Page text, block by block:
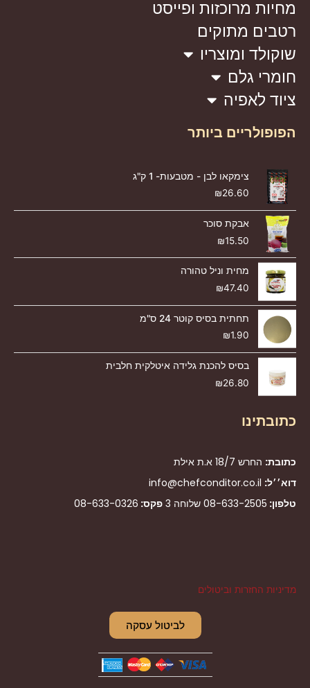
מחיות מרוכזות ופייסט
רטבים מתוקים
שוקולד ומוצריו
חומרי גלם
ציוד לאפיה
הפופולריים ביותר
צימקאו לבן - מטבעות- 1 ק"ג
₪26.60
אבקת סוכר
₪15.50
מחית וניל טהורה
₪47.40
תחתית בסיס קוטר 24 ס"מ
₪1.90
בסיס להכנת גלידה איטלקית חלבית
₪26.80
כתובתינו
כתובת: החרש 18/7 א.ת אילת
דוא׳׳ל: info@chefconditor.co.il
טלפון: 08-633-2505 שלוחה 3 פקס: 08-633-0326
מדיניות החזרות וביטולים
לביטול עסקה